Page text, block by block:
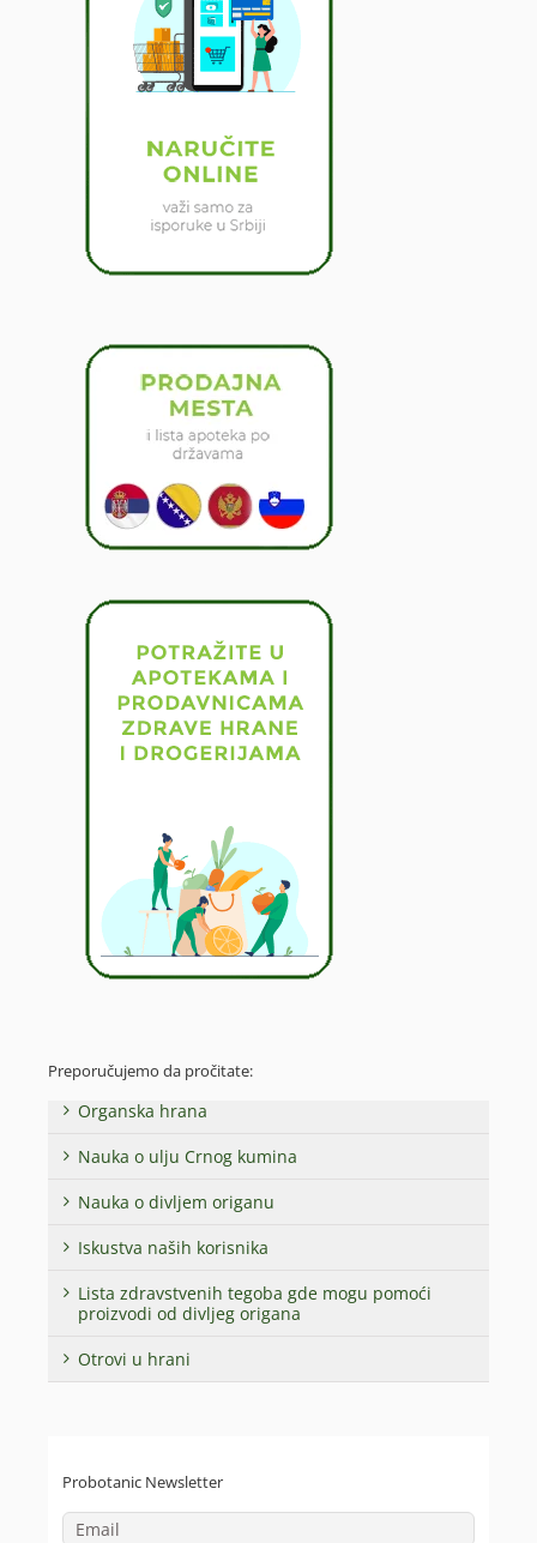
Preporučujemo da pročitate:
Organska hrana
Nauka o ulju Crnog kumina
Nauka o divljem origanu
Iskustva naših korisnika
Lista zdravstvenih tegoba gde mogu pomoći
proizvodi od divljeg origana
Otrovi u hrani
Probotanic Newsletter